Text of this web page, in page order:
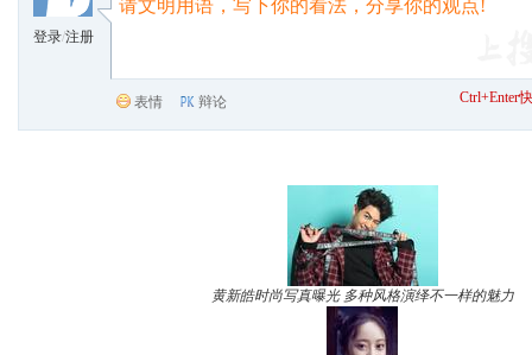
登录/注册
表情 辩论 Ctrl+Enter
黄新皓时尚写真曝光 多种风格演绎不一样的魅力